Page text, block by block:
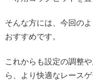
そんな方には、今回の
おすすめです。
これからも設定の調整
ら、より快適なレース